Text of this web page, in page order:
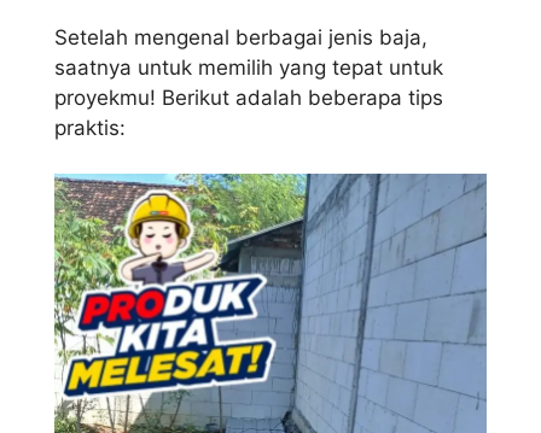
Setelah mengenal berbagai jenis baja,
saatnya untuk memilih yang tepat untuk
proyekmu! Berikut adalah beberapa tips
praktis: